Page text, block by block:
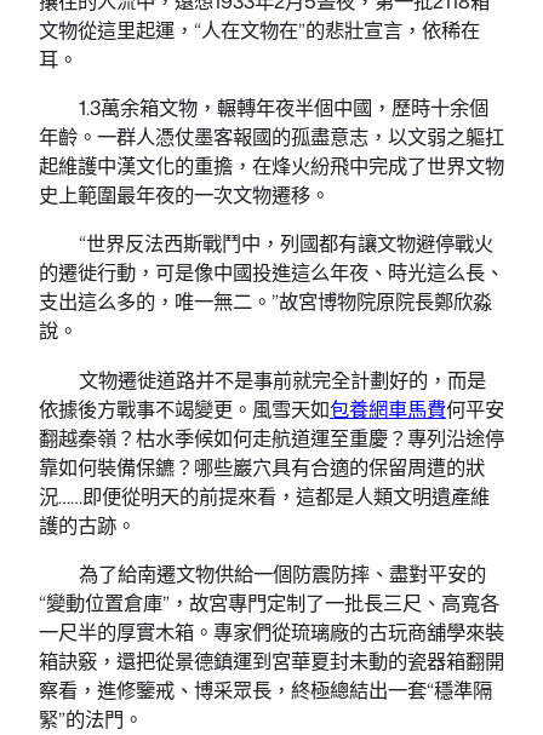
文物從這里起運，“人在文物在”的悲壯宣言，依稀在
耳。
1.3萬余箱文物，輾轉年夜半個中國，歷時十余個
年齡。一群人憑仗墨客報國的孤盡意志，以文弱之軀扛
起維護中漢文化的重擔，在烽火紛飛中完成了世界文物
史上範圍最年夜的一次文物遷移。
“世界反法西斯戰鬥中，列國都有讓文物避停戰火
的遷徙行動，可是像中國投進這么年夜、時光這么長、
支出這么多的，唯一無二。”故宮博物院原院長鄭欣淼
說。
文物遷徙道路并不是事前就完全計劃好的，而是
依據後方戰事不竭變更。風雪天如包養網車馬費何平安
翻越秦嶺？枯水季候如何走航道運至重慶？專列沿途停
靠如何裝備保鑣？哪些巖穴具有合適的保留周遭的狀
況……即便從明天的前提來看，這都是人類文明遺產維
護的古跡。
為了給南遷文物供給一個防震防摔、盡對平安的
“變動位置倉庫”，故宮專門定制了一批長三尺、高寬各
一尺半的厚實木箱。專家們從琉璃廠的古玩商舖學來裝
箱訣竅，還把從景德鎮運到宮華夏封未動的瓷器箱翻開
察看，進修鑒戒、博采眾長，終極總結出一套“穩準隔
緊”的法門。